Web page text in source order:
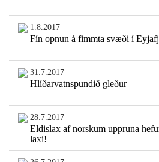
1.8.2017
Fín opnun á fimmta svæði í
31.7.2017
Hlíðarvatnspundið gleður
28.7.2017
Eldislax af norskum uppruna
laxi!